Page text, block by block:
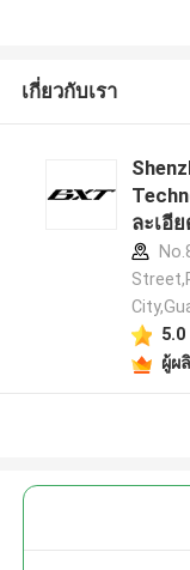
เกี่ยวกับเรา
ละเอี
5.0
ผู้ผ